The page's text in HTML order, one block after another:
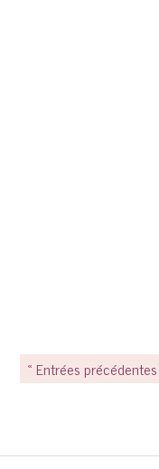
« Entrées précédentes